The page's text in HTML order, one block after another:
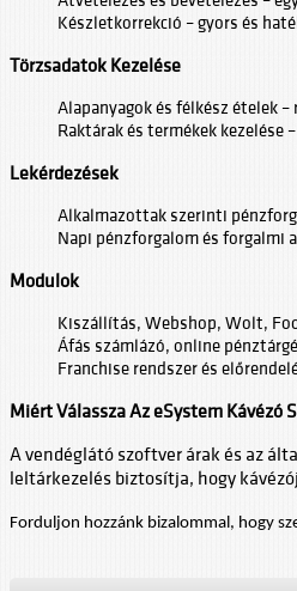
Készletkorrekció – gyors és
Törzsadatok Kezelése
Alapanyagok és félkész ételek
Raktárak és termékek
Lekérdezések
Alkalmazottak szerinti
Napi pénzforgalom és forgalmi
Modulok
Kiszállítás, Webshop, Wolt,
Áfás számlázó, online
Franchise rendszer és
Miért Válassza Az eSystem Kávézó
A vendéglátó szoftver árak és az
leltárkezelés biztosítja, hogy
Forduljon hozzánk bizalommal, hogy